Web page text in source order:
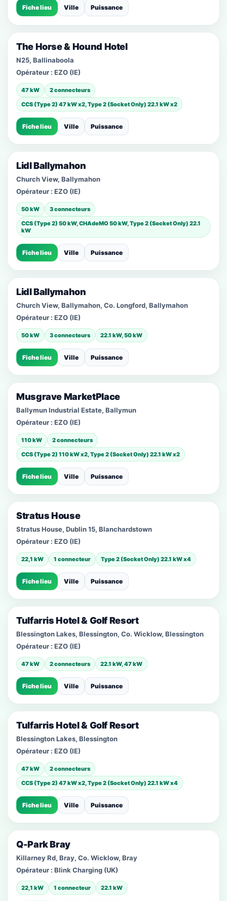
Fiche lieu Ville Puissance
The Horse & Hound Hotel
N25, Ballinaboola
Opérateur : EZO (IE)
47 kW
2 connecteurs
CCS (Type 2) 47 kW x2, Type 2 (Socket Only) 22.1 kW x2
Fiche lieu Ville Puissance
Lidl Ballymahon
Church View, Ballymahon
Opérateur : EZO (IE)
50 kW
3 connecteurs
CCS (Type 2) 50 kW, CHAdeMO 50 kW, Type 2 (Socket Only) 22.1
kW
Fiche lieu Ville Puissance
Lidl Ballymahon
Church View, Ballymahon, Co. Longford, Ballymahon
Opérateur : EZO (IE)
50 kW 3 connecteurs 22.1 kW, 50 kW
Fiche lieu Ville Puissance
Musgrave MarketPlace
Ballymun Industrial Estate, Ballymun
Opérateur : EZO (IE)
110 kW
2 connecteurs
CCS (Type 2) 110 kW x2, Type 2 (Socket Only) 22.1 kW x2
Fiche lieu Ville Puissance
Stratus House
Stratus House, Dublin 15, Blanchardstown
Opérateur : EZO (IE)
22,1 kW 1 connecteur Type 2 (Socket Only) 22.1 kW x4
Fiche lieu Ville Puissance
Tulfarris Hotel & Golf Resort
Blessington Lakes, Blessington, Co. Wicklow, Blessington
Opérateur : EZO (IE)
47 kW 2 connecteurs 22.1 kW, 47 kW
Fiche lieu Ville Puissance
Tulfarris Hotel & Golf Resort
Blessington Lakes, Blessington
Opérateur : EZO (IE)
47 kW
2 connecteurs
CCS (Type 2) 47 kW x2, Type 2 (Socket Only) 22.1 kW x4
Fiche lieu Ville Puissance
Q-Park Bray
Killarney Rd, Bray, Co. Wicklow, Bray
Opérateur : Blink Charging (UK)
22,1 kW 1 connecteur 22.1 kW